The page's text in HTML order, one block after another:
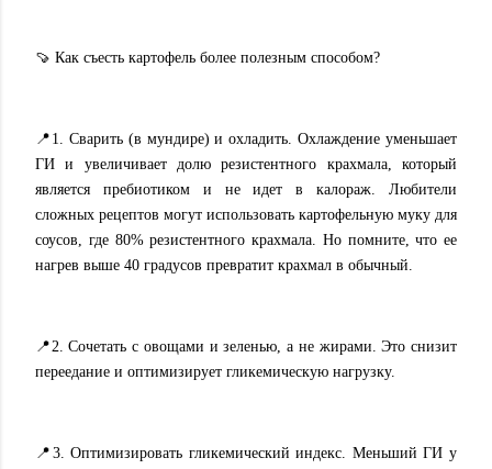
🍠 Как съесть картофель более полезным способом?
📍1. Сварить (в мундире) и охладить. Охлаждение уменьшает
ГИ и увеличивает долю резистентного крахмала, который
является пребиотиком и не идет в калораж. Любители
сложных рецептов могут использовать картофельную муку для
соусов, где 80% резистентного крахмала. Но помните, что ее
нагрев выше 40 градусов превратит крахмал в обычный.
📍2. Сочетать с овощами и зеленью, а не жирами. Это снизит
переедание и оптимизирует гликемическую нагрузку.
📍3. Оптимизировать гликемический индекс. Меньший ГИ у